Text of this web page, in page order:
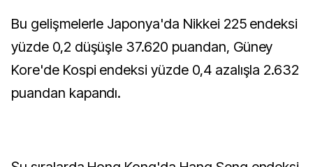
Bu gelişmelerle Japonya'da Nikkei 225 endeksi
yüzde 0,2 düşüşle 37.620 puandan, Güney
Kore'de Kospi endeksi yüzde 0,4 azalışla 2.632
puandan kapandı.